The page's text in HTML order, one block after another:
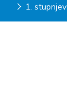
1.